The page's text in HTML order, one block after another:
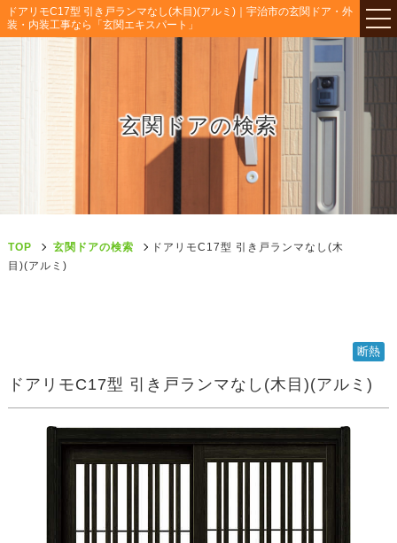
ドアリモC17型 引き戸ランマなし(木目)(アルミ)｜宇治市の玄関ドア・外
装・内装工事なら「玄関エキスパート」
玄関ドアの検索
TOP 玄関ドアの検索
ドアリモC17型 引き戸ランマなし(木
目)(アルミ)
断熱
ドアリモC17型 引き戸ランマなし(木目)(アルミ)